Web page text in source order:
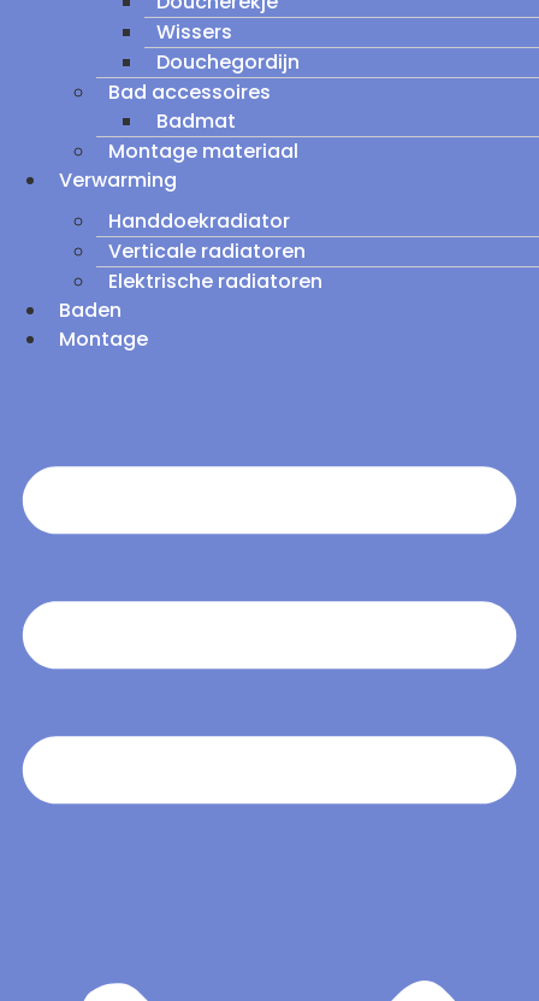
Wissers
Douchegordijn
Bad accessoires
Badmat
Montage materiaal
Verwarming
Handdoekradiator
Verticale radiatoren
Elektrische radiatoren
Baden
Montage